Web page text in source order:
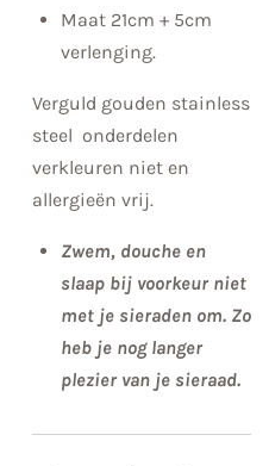
Maat 21cm + 5cm
verlenging.
Verguld gouden stainless
steel onderdelen
verkleuren niet en
allergieën vrij.
Zwem, douche en
slaap bij voorkeur niet
met je sieraden om. Zo
heb je nog langer
plezier van je sieraad.